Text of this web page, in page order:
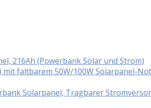
216Ah (Powerbank Solar und Strom)
faltbarem 50W/100W Solarpanel-
Solarpanel, Tragbarer